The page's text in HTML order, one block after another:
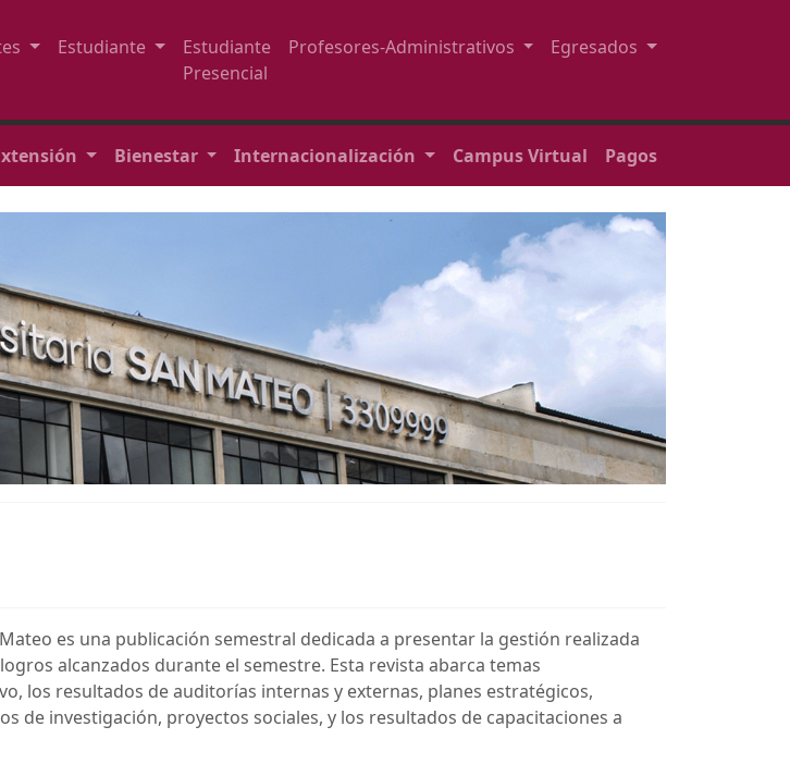
Estudiante
Estudiante
Presencial
Profesores-Administrativos Egresados
Bienestar Internacionalización Campus Virtual Pagos
es una publicación semestral dedicada a presentar la gestión realizada
alcanzados durante el semestre. Esta revista abarca temas
los resultados de auditorías internas y externas, planes estratégicos,
de investigación, proyectos sociales, y los resultados de capacitaciones a